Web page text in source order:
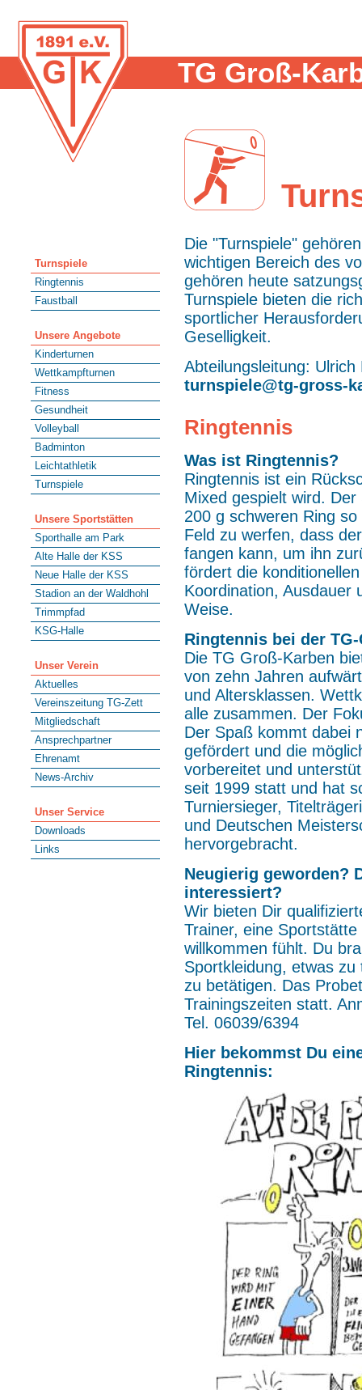
TG Groß-
Turnspiele
Ringtennis
Faustball
Unsere Angebote
Kinderturnen
Wettkampfturnen
Fitness
Gesundheit
Volleyball
Badminton
Leichtathletik
Turnspiele
Unsere Sportstätten
Sporthalle am Park
Alte Halle der KSS
Neue Halle der KSS
Stadion an der Waldhohl
Trimmpfad
KSG-Halle
Unser Verein
Aktuelles
Vereinszeitung TG-Zett
Mitgliedschaft
Ansprechpartner
Ehrenamt
News-Archiv
Unser Service
Downloads
Links
Die "Turnspiele"
wichtigen Bereich des
gehören heute
Turnspiele bieten die
sportlicher
Geselligkeit.
Abteilungsleitung:
turnspiele@tg-gross-
Ringtennis
Was ist Ringtennis?
Ringtennis ist ein
Mixed gespielt wird.
200 g schweren Ring
Feld zu werfen, dass
fangen kann, um ihn
fördert die
Koordination, Ausdauer
Weise.
Ringtennis bei der
Die TG Groß-Karben
von zehn Jahren
und Altersklassen.
alle zusammen. Der
Der Spaß kommt dabei
gefördert und die
vorbereitet und
seit 1999 statt und hat
Turniersieger,
und Deutschen
hervorgebracht.
Neugierig geworden?
interessiert?
Wir bieten Dir
Trainer, eine
willkommen fühlt. Du
Sportkleidung, etwas
zu betätigen. Das
Trainingszeiten statt.
Tel. 06039/6394
Hier bekommst Du
Ringtennis: